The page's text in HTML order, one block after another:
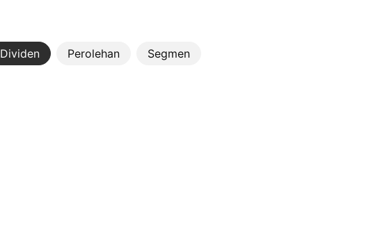
Dividen Perolehan Segmen